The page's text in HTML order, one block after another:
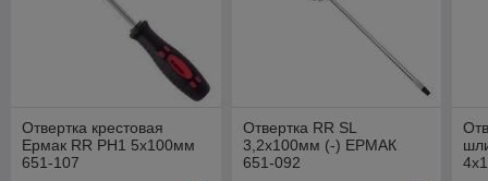
Отвертка крестовая
Ермак RR PH1 5х100мм
651-107
Отвертка RR SL
3,2х100мм (-) ЕРМАК
651-092